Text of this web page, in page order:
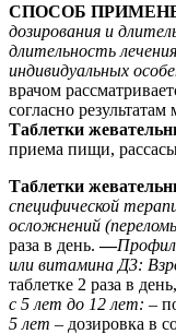
СПОСОБ
дозирования и
длительность
индивидуальных
врачом
согласно
Таблетки
приема пищи,
Таблетки
специфической
осложнений
раза в день.—
или витамина Д3:
таблетке 2 раза в
с 5 лет до 12 лет: –
5 лет – дозировка в